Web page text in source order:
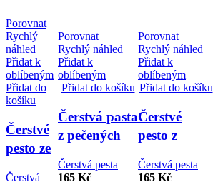
Porovnat
Rychlý
náhled
Přidat k
oblíbeným
Přidat do
košíku
Čerstvé
pesto ze
Čerstvá
Porovnat
Rychlý náhled
Přidat k
oblíbeným
Přidat do košíku
Čerstvá pasta
z pečených
aktivovaných
Čerstvá pesta
165 Kč
Porovnat
Rychlý náhled
Přidat k
oblíbeným
Přidat do košíku
Čerstvé
pesto z
s
Čerstvá pesta
165 Kč